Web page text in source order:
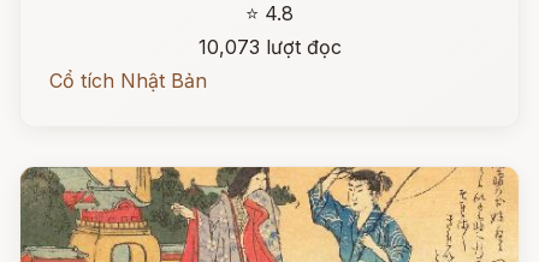
⭐ 4.8
10,073 lượt đọc
Cổ tích Nhật Bản